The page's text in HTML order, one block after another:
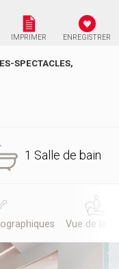
IMPRIMER ENREGISTRER
SPECTACLES,
1 Salle de bain
Vue de la